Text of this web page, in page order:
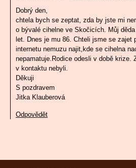
Dobrý den,
chtela bych se zeptat, zda by jste mi
o bývalé cihelne ve Skočicích. Můj
let. Dnes je mu 86. Chteli jsme se zajet
internetu nemuzu najit,kde se cihelna
nepamatuje.Rodice odesli v době krize.
v kontaktu nebyli.
Děkuji
S pozdravem
Jitka Klauberová
Odpovědět